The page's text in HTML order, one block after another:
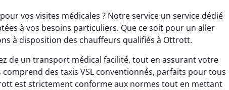
vos visites médicales ? Notre service un service dédié
à vos besoins particuliers. Que ce soit pour un aller
à disposition des chauffeurs qualifiés à Ottrott.
de un transport médical facilité, tout en assurant votre
des taxis VSL conventionnés, parfaits pour tous
est strictement conforme aux normes tout en mettant